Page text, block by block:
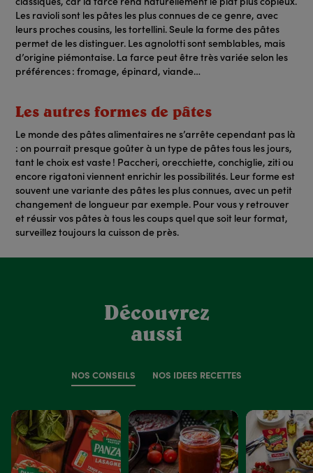
classiques, car la farce rend naturellement le plat plus copieux.
Les ravioli sont les pâtes les plus connues de ce genre, avec
leurs proches cousins, les tortellini. Seule la forme des pâtes
permet de les distinguer. Les agnolotti sont semblables, mais
d’origine piémontaise. La farce peut être très variée selon les
préférences : fromage, épinard, viande…
Les autres formes de pâtes
Le monde des pâtes alimentaires ne s’arrête cependant pas là
: on pourrait presque goûter à un type de pâtes tous les jours,
tant le choix est vaste ! Paccheri, orecchiette, conchiglie, ziti ou
encore rigatoni viennent enrichir les possibilités. Leur forme est
souvent une variante des pâtes les plus connues, avec un petit
changement de longueur par exemple. Pour vous y retrouver
et réussir vos pâtes à tous les coups quel que soit leur format,
surveillez toujours la cuisson de près.
Découvrez
aussi
NOS CONSEILS NOS IDÉES RECETTES